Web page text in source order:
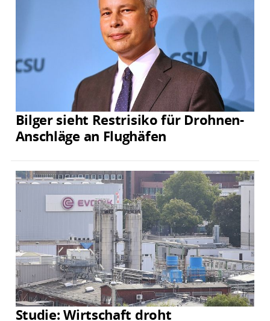
Bilger sieht Restrisiko für Drohnen-
Anschläge an Flughäfen
Studie: Wirtschaft droht